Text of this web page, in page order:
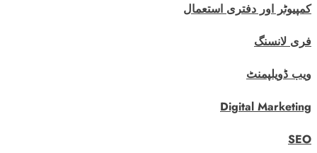
کمپیوٹر اور دفتری استعمال
فری لانسنگ
ویب ڈویلپمنٹ
Digital Marketing
SEO